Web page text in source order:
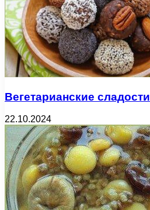
Вегетарианские сладости
22.10.2024